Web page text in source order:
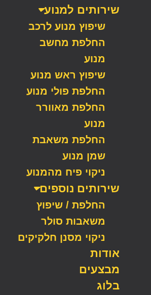
שירותים למנוע
שיפוץ מנוע לרכב
החלפת מחשב
מנוע
שיפוץ ראש מנוע
החלפת פולי מנוע
החלפת מאוורר
מנוע
החלפת משאבת
שמן מנוע
ניקוי פיח מהמנוע
שירותים נוספים
החלפת / שיפוץ
משאבות סולר
ניקוי מסנן חלקיקים
אודות
מבצעים
בלוג